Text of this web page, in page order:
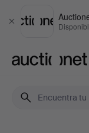
Cerrar